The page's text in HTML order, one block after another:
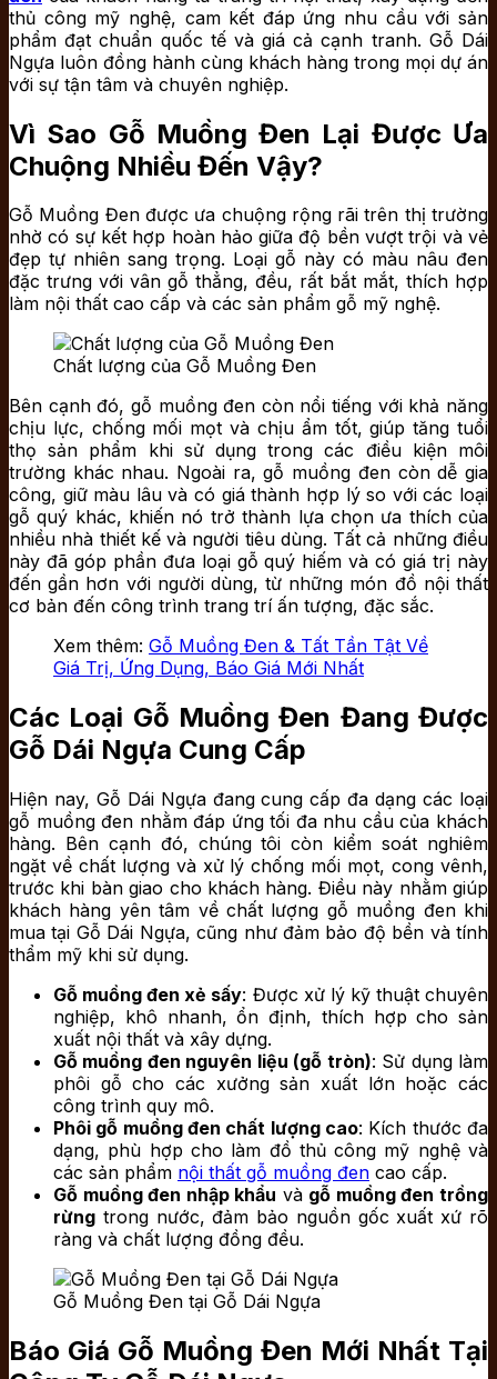
thủ công mỹ nghệ, cam kết đáp ứng nhu cầu với sản
phẩm đạt chuẩn quốc tế và giá cả cạnh tranh. Gỗ Dái
Ngựa luôn đồng hành cùng khách hàng trong mọi dự án
với sự tận tâm và chuyên nghiệp.
Vì Sao Gỗ Muồng Đen Lại Được Ưa
Chuộng Nhiều Đến Vậy?
Gỗ Muồng Đen được ưa chuộng rộng rãi trên thị trường
nhờ có sự kết hợp hoàn hảo giữa độ bền vượt trội và vẻ
đẹp tự nhiên sang trọng. Loại gỗ này có màu nâu đen
đặc trưng với vân gỗ thẳng, đều, rất bắt mắt, thích hợp
làm nội thất cao cấp và các sản phẩm gỗ mỹ nghệ.
Chất lượng của Gỗ Muồng Đen
Bên cạnh đó, gỗ muồng đen còn nổi tiếng với khả năng
chịu lực, chống mối mọt và chịu ẩm tốt, giúp tăng tuổi
thọ sản phẩm khi sử dụng trong các điều kiện môi
trường khác nhau. Ngoài ra, gỗ muồng đen còn dễ gia
công, giữ màu lâu và có giá thành hợp lý so với các loại
gỗ quý khác, khiến nó trở thành lựa chọn ưa thích của
nhiều nhà thiết kế và người tiêu dùng. Tất cả những điều
này đã góp phần đưa loại gỗ quý hiếm và có giá trị này
đến gần hơn với người dùng, từ những món đồ nội thất
cơ bản đến công trình trang trí ấn tượng, đặc sắc.
Xem thêm: Gỗ Muồng Đen & Tất Tần Tật Về
Giá Trị, Ứng Dụng, Báo Giá Mới Nhất
Các Loại Gỗ Muồng Đen Đang Được
Gỗ Dái Ngựa Cung Cấp
Hiện nay, Gỗ Dái Ngựa đang cung cấp đa dạng các loại
gỗ muồng đen nhằm đáp ứng tối đa nhu cầu của khách
hàng. Bên cạnh đó, chúng tôi còn kiểm soát nghiêm
ngặt về chất lượng và xử lý chống mối mọt, cong vênh,
trước khi bàn giao cho khách hàng. Điều này nhằm giúp
khách hàng yên tâm về chất lượng gỗ muồng đen khi
mua tại Gỗ Dái Ngựa, cũng như đảm bảo độ bền và tính
thẩm mỹ khi sử dụng.
Gỗ muồng đen xẻ sấy: Được xử lý kỹ thuật chuyên
nghiệp, khô nhanh, ổn định, thích hợp cho sản
xuất nội thất và xây dựng.
Gỗ muồng đen nguyên liệu (gỗ tròn): Sử dụng làm
phôi gỗ cho các xưởng sản xuất lớn hoặc các
công trình quy mô.
Phôi gỗ muồng đen chất lượng cao: Kích thước đa
dạng, phù hợp cho làm đồ thủ công mỹ nghệ và
các sản phẩm nội thất gỗ muồng đen cao cấp.
Gỗ muồng đen nhập khẩu và gỗ muồng đen trồng
rừng trong nước, đảm bảo nguồn gốc xuất xứ rõ
ràng và chất lượng đồng đều.
Gỗ Muồng Đen tại Gỗ Dái Ngựa
Báo Giá Gỗ Muồng Đen Mới Nhất Tại